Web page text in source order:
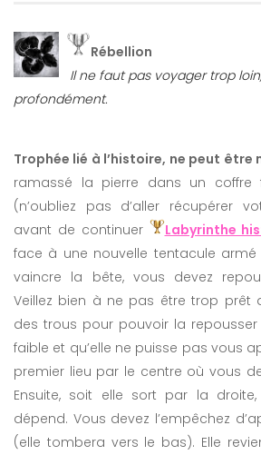
Rébellion
Il ne faut pas voyager trop
profondément.
Trophée lié à l’histoire, ne peut être
ramassé la pierre dans un coffre
(n’oubliez pas d’aller récupérer
avant de continuer
Labyrinthe
face à une nouvelle tentacule armé
vaincre la bête, vous devez
Veillez bien à ne pas être trop prêt
des trous pour pouvoir la
faible et qu’elle ne puisse pas vous
premier lieu par le centre où vous
Ensuite, soit elle sort par la
dépend. Vous devez l’empêchez
(elle tombera vers le bas). Elle